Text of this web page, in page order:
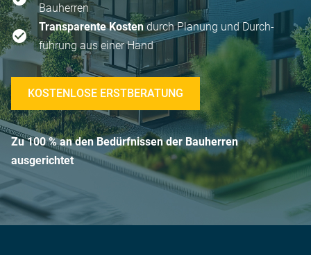
Bau­herren
Trans­parente Kostendurch Planung und Durch­
führung aus einer Hand
KOSTENLOSE ERSTBERATUNG
Zu 100 % an den Be­dürfnissen der Bau­herren
ausgerichtet